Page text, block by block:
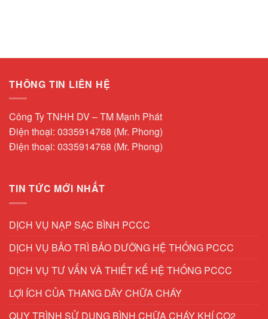
THÔNG TIN LIÊN HỆ
Công Ty TNHH DV – TM Mạnh Phát
Điện thoại: 0335914768 (Mr. Phong)
Điện thoại: 0335914768 (Mr. Phong)
TIN TỨC MỚI NHẤT
DỊCH VỤ NẠP SẠC BÌNH PCCC
DỊCH VỤ BẢO TRÌ BẢO DƯỠNG HỆ THỐNG PCCC
DỊCH VỤ TƯ VẤN VÀ THIẾT KẾ HỆ THỐNG PCCC
LỢI ÍCH CỦA THANG DÂY CHỮA CHÁY
QUY TRÌNH SỬ DỤNG BÌNH CHỮA CHÁY KHÍ CO2